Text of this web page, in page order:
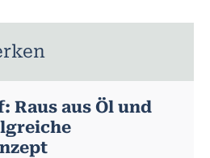
Raus aus Öl und